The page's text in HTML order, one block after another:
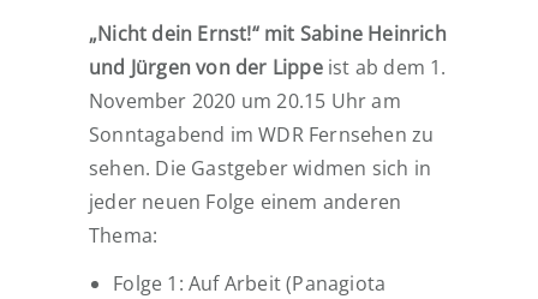
„Nicht dein Ernst!“ mit Sabine Heinrich
und Jürgen von der Lippeist ab dem 1.
November 2020 um 20.15 Uhr am
Sonntagabend im WDR Fernsehen zu
sehen. Die Gastgeber widmen sich in
jeder neuen Folge einem anderen
Thema:
Folge 1: Auf Arbeit (Panagiota